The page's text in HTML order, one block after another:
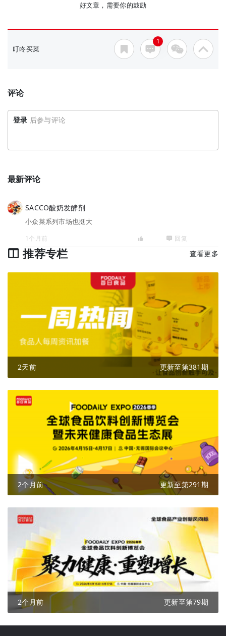
好文章，需要你的鼓励
叮咚买菜
1
评论
登录 后参与评论
最新评论
SACCO酸奶发酵剂
小众菜系列市场也挺大
1个月前 回复
推荐专栏 查看更多
2天前 更新至第381期
2个月前 更新至第291期
2个月前 更新至第79期